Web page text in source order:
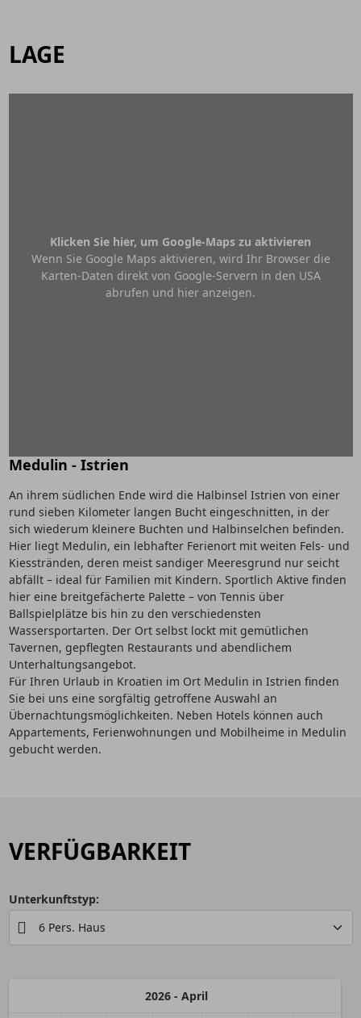
LAGE
Klicken Sie hier, um Google-Maps zu aktivieren
Wenn Sie Google Maps aktivieren, wird Ihr Browser die
Karten-Daten direkt von Google-Servern in den USA
abrufen und hier anzeigen.
Medulin - Istrien
An ihrem südlichen Ende wird die Halbinsel Istrien von einer
rund sieben Kilometer langen Bucht eingeschnitten, in der
sich wiederum kleinere Buchten und Halbinselchen befinden.
Hier liegt Medulin, ein lebhafter Ferienort mit weiten Fels- und
Kiesstränden, deren meist sandiger Meeresgrund nur seicht
abfällt – ideal für Familien mit Kindern. Sportlich Aktive finden
hier eine breitgefächerte Palette – von Tennis über
Ballspielplätze bis hin zu den verschiedensten
Wassersportarten. Der Ort selbst lockt mit gemütlichen
Tavernen, gepflegten Restaurants und abendlichem
Unterhaltungsangebot.
Für Ihren Urlaub in Kroatien im Ort Medulin in Istrien finden
Sie bei uns eine sorgfältig getroffene Auswahl an
Übernachtungsmöglichkeiten. Neben Hotels können auch
Appartements, Ferienwohnungen und Mobilheime in Medulin
gebucht werden.
VERFÜGBARKEIT
Unterkunftstyp:
2026 - April